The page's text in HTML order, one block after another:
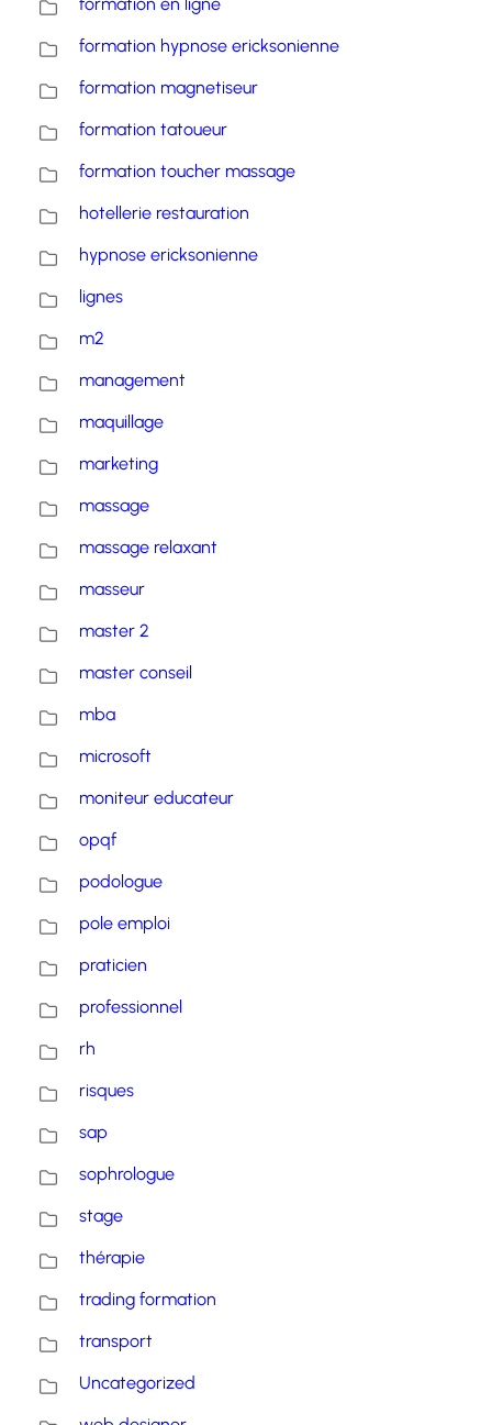
formation hypnose ericksonienne
formation magnetiseur
formation tatoueur
formation toucher massage
hotellerie restauration
hypnose ericksonienne
lignes
m2
management
maquillage
marketing
massage
massage relaxant
masseur
master 2
master conseil
mba
microsoft
moniteur educateur
opqf
podologue
pole emploi
praticien
professionnel
rh
risques
sap
sophrologue
stage
thérapie
trading formation
transport
Uncategorized